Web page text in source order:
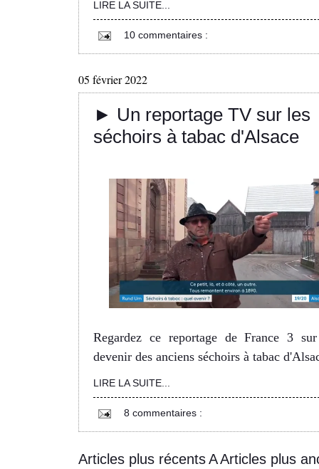
LIRE LA SUITE...
10 commentaires :
05 février 2022
► Un reportage TV sur les
séchoirs à tabac d'Alsace
Regardez ce reportage de France 3
devenir des anciens séchoirs à tabac
LIRE LA SUITE...
8 commentaires :
Articles plus récents Articles plus
A